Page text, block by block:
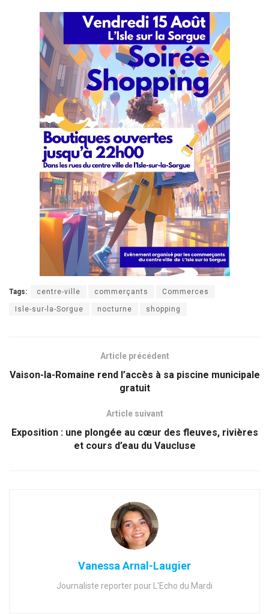
Tags: centre-ville commerçants Commerces
Isle-sur-la-Sorgue nocturne shopping
Article précédent
Vaison-la-Romaine rend l’accès à sa piscine municipale
gratuit
Article suivant
Exposition : une plongée au cœur des fleuves, rivières
et cours d’eau du Vaucluse
Vanessa Arnal-Laugier
Journaliste reporter pour L'Echo du Mardi